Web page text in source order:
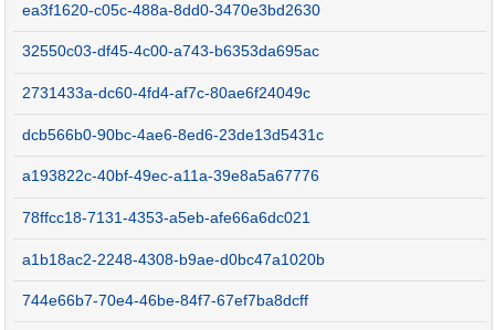
ea3f1620-c05c-488a-8dd0-3470e3bd2630
32550c03-df45-4c00-a743-b6353da695ac
2731433a-dc60-4fd4-af7c-80ae6f24049c
dcb566b0-90bc-4ae6-8ed6-23de13d5431c
a193822c-40bf-49ec-a11a-39e8a5a67776
78ffcc18-7131-4353-a5eb-afe66a6dc021
a1b18ac2-2248-4308-b9ae-d0bc47a1020b
744e66b7-70e4-46be-84f7-67ef7ba8dcff